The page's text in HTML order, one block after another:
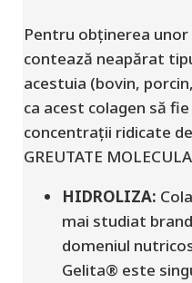
Pentru obținerea
contează neapărat
acestuia (bovin, porcin
ca acest colagen să
concentrații ridicate
GREUTATE
HIDROLIZA:
mai studiat
domeniul
Gelita® este